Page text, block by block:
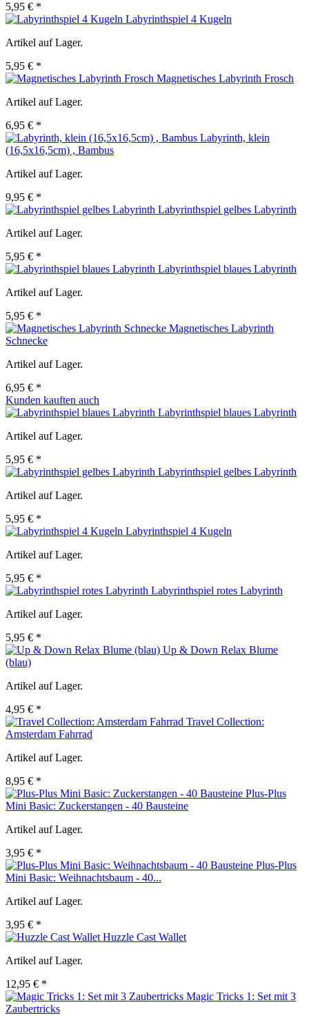
5,95 € *
Labyrinthspiel 4 Kugeln
Artikel auf Lager.
5,95 € *
Magnetisches Labyrinth Frosch
Artikel auf Lager.
6,95 € *
Labyrinth, klein
(16,5x16,5cm) , Bambus
Artikel auf Lager.
9,95 € *
Labyrinthspiel gelbes Labyrinth
Artikel auf Lager.
5,95 € *
Labyrinthspiel blaues Labyrinth
Artikel auf Lager.
5,95 € *
Magnetisches Labyrinth
Schnecke
Artikel auf Lager.
6,95 € *
Kunden kauften auch
Labyrinthspiel blaues Labyrinth
Artikel auf Lager.
5,95 € *
Labyrinthspiel gelbes Labyrinth
Artikel auf Lager.
5,95 € *
Labyrinthspiel 4 Kugeln
Artikel auf Lager.
5,95 € *
Labyrinthspiel rotes Labyrinth
Artikel auf Lager.
5,95 € *
Up & Down Relax Blume
(blau)
Artikel auf Lager.
4,95 € *
Travel Collection:
Amsterdam Fahrrad
Artikel auf Lager.
8,95 € *
Plus-Plus
Mini Basic: Zuckerstangen - 40 Bausteine
Artikel auf Lager.
3,95 € *
Plus-Plus
Mini Basic: Weihnachtsbaum - 40...
Artikel auf Lager.
3,95 € *
Huzzle Cast Wallet
Artikel auf Lager.
12,95 € *
Magic Tricks 1: Set mit 3
Zaubertricks